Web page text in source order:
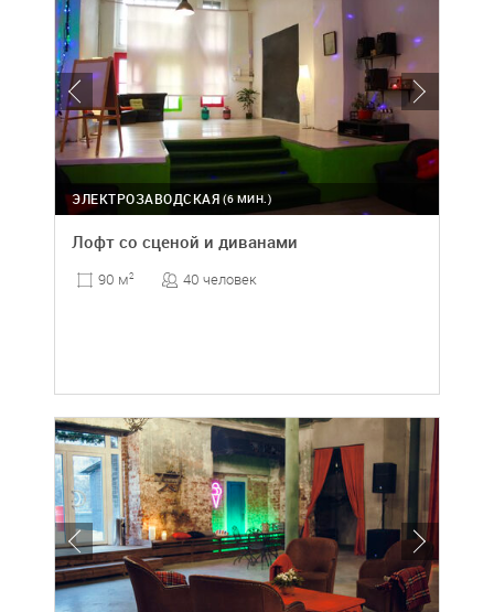
(6 МИН.)
ЭЛЕКТРОЗАВОДСКАЯ
Лофт со сценой и диванами
90 м2 40 человек